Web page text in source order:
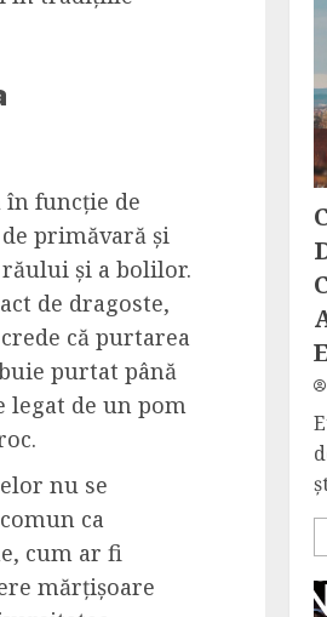
în funcție de
primăvară și
și a bolilor.
de dragoste,
că purtarea
purtat până
legat de un pom
nu se
ca
cum ar fi
mărțișoare